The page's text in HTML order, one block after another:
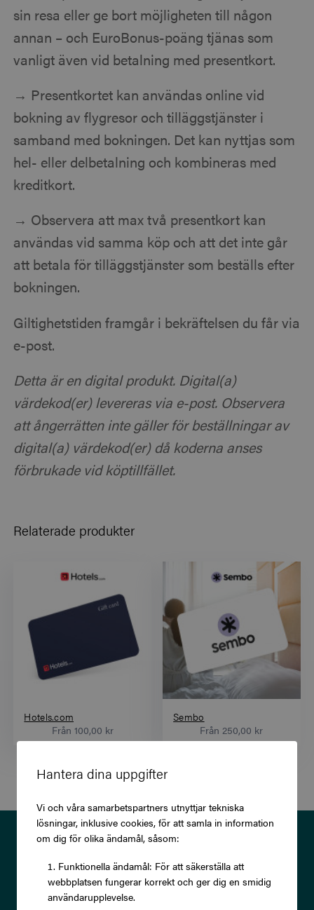
Hantera dina uppgifter
Vi och våra samarbetspartners utnyttjar tekniska
lösningar, inklusive cookies, för att samla in information
om dig för olika ändamål, såsom:
Funktionella ändamål: För att säkerställa att
webbplatsen fungerar korrekt och ger dig en smidig
användarupplevelse.
sin resa eller ge bort möjligheten till någon
annan – och EuroBonus-poäng tjänas som
vanligt även vid betalning med presentkort.
→ Presentkortet kan användas online vid
bokning av flygresor och tilläggstjänster i
samband med bokningen. Det kan nyttjas som
hel- eller delbetalning och kombineras med
kreditkort.
→ Observera att max två presentkort kan
användas vid samma köp och att det inte går
att betala för tilläggstjänster som beställs efter
bokningen.
Giltighetstiden framgår i bekräftelsen du får via
e-post.
Detta är en digital produkt. Digital(a)
värdekod(er) levereras via e-post. Observera
att ångerrätten inte gäller för beställningar av
digital(a) värdekod(er) då koderna anses
förbrukade vid köptillfället.
Relaterade produkter
Hotels.com
Från 100,00 kr
Sembo
Från 250,00 kr
Prenumerera på vårt nyhetsbrev
och ta del av exklusiva
erbjudanden och rabatter!